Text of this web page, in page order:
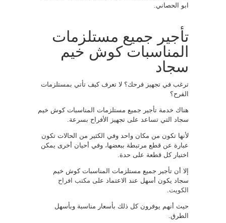
ابو الحصاني.
تأجير جميع مستلزمات
المناسبات كوش خيم
سجاد
ترغب في تجهيز فرحك؟ لا تعرف كيف تأتي بمستلزمات
الفرح؟
هناك خدمة تأجير جميع مستلزمات المناسبات كوش خيم
سجاد التي تساعد على تجهيز الأفراح بسرعة.
لأنها تكون من مكان واحد وفي الكثير من الحالات تكون
عبارة عن قطع مرتبطة ببعضها، وفي أحيان أخرى يمكن
اختيار كل قطعة على حدة.
إلا أن تأجير جميع مستلزمات المناسبات كوش خيم
سجاد يكون أسهل عند الاعتماد على مكتب افراح
الكويت
حيث أنهم يوفرون كل ذلك بأسعار مناسبة وبأسهل
الطرق.